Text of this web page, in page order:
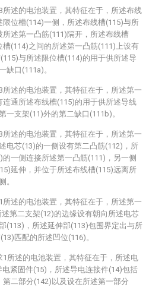
所述的电池装置，其特征在于，所述布线
限位槽(114)一侧，所述布线槽(115)与所
所述第一凸筋(111)隔开，所述布线槽
槽(114)之间的所述第一凸筋(111)上设有
与所述限位槽(114)的用于供所述导
缺口(111a)。
所述的电池装置，其特征在于，所述第一
连通所述布线槽(115)的用于供所述导线
一支架(11)外的第二缺口(111b)。
所述的电池装置，其特征在于，所述第一
电芯(13)的一侧设有第二凸筋(112)，所
的一侧连接所述第一凸筋(111)，另一侧
延伸，并位于所述布线槽(115)远离所
。
所述的电池装置，其特征在于，所述第一
第二支架(12)的边缘设有朝向所述电芯
(113)，所述延伸部(113)包围界定出与所
匹配的所述凹位(116)。
1所述的电池装置，其特征在于，所述电
紧固件(15)，所述导电连接件(14)包括
第二部分(142)以及设在所述第一部分